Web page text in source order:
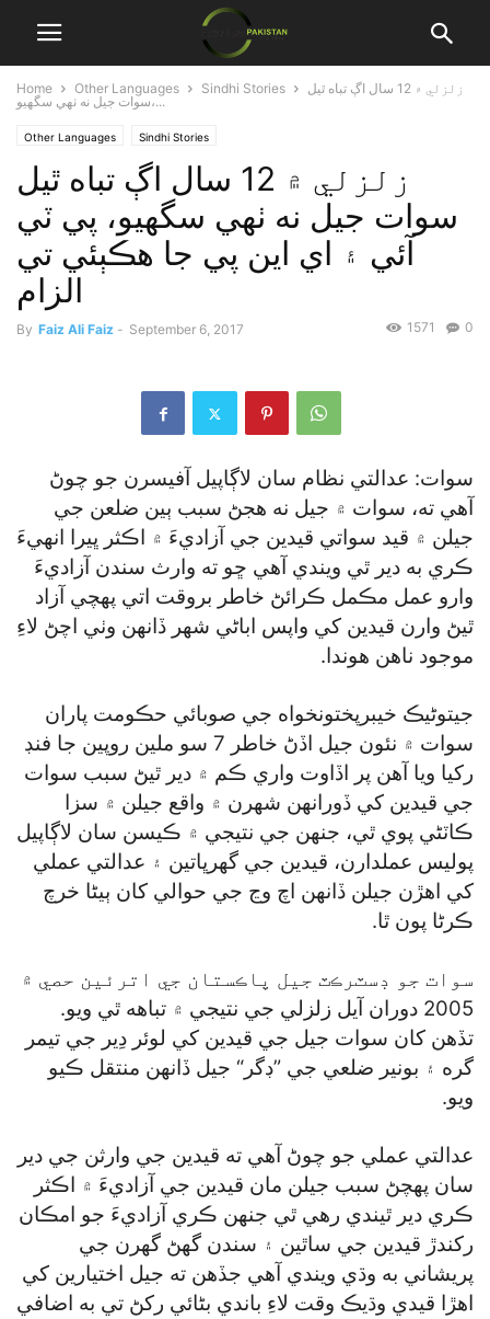
Home Other Languages Sindhi Stories
زلزلي ۾ 12 سال اڳ تباه ٿيل
سوات جيل نه ٺهي سگهيو،...
Other Languages Sindhi Stories
زلزلي ۾ 12 سال اڳ تباه ٿيل
سوات جيل نه ٺهي سگهيو، پي ٽي
آئي ۽ اي اين پي جا هڪٻئي تي
الزام
By Faiz Ali Faiz - September 6, 2017 0
1571
سوات: عدالتي نظام سان لاڳاپيل آفيسرن جو چوڻ
آهي ته، سوات ۾ جيل نه هجڻ سبب ٻين ضلعن جي
جيلن ۾ قيد سواتي قيدين جي آزاديءَ ۾ اڪثر ڀيرا انهيءَ
ڪري به دير ٿي ويندي آهي ڇو ته وارث سندن آزاديءَ
وارو عمل مڪمل ڪرائڻ خاطر بروقت اتي پهچي آزاد
ٿيڻ وارن قيدين کي واپس اباڻي شهر ڏانهن وٺي اچڻ لاءِ
موجود ناهن هوندا.
جيتوڻيڪ خيبرپختونخواه جي صوبائي حڪومت پاران
سوات ۾ نئون جيل اڏڻ خاطر 7 سو ملين روپين جا فنڊ
رکيا ويا آهن پر اڏاوت واري ڪم ۾ دير ٿيڻ سبب سوات
جي قيدين کي ڏورانهن شهرن ۾ واقع جيلن ۾ سزا
ڪاٽڻي پوي ٿي، جنهن جي نتيجي ۾ ڪيسن سان لاڳاپيل
پوليس عملدارن، قيدين جي گھرڀاتين ۽ عدالتي عملي
کي اهڙن جيلن ڏانهن اچ وڃ جي حوالي کان ٻيڻا خرچ
ڪرڻا پون ٿا.
سوات جو ڊسٽرڪٽ جيل پاڪستان جي اترئين حصي ۾
2005 دوران آيل زلزلي جي نتيجي ۾ تباهه ٿي ويو.
تڏهن کان سوات جيل جي قيدين کي لوئر دِير جي تيمر
گره ۽ بونير ضلعي جي ”ڊگر“ جيل ڏانهن منتقل ڪيو
ويو.
عدالتي عملي جو چوڻ آهي ته قيدين جي وارثن جي دير
سان پهچڻ سبب جيلن مان قيدين جي آزاديءَ ۾ اڪثر
ڪري دير ٿيندي رهي ٿي جنهن ڪري آزاديءَ جو امڪان
رکندڙ قيدين جي ساٿين ۽ سندن گھڻ گھرن جي
پريشاني به وڌي ويندي آهي جڏهن ته جيل اختيارين کي
اهڙا قيدي وڌيڪ وقت لاءِ باندي بڻائي رکڻ تي به اضافي